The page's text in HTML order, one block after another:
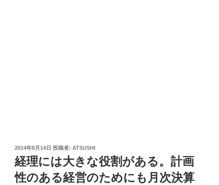
投
稿
日:
2014年8月14日 投稿者: ATSUSHI
経理には大きな役割がある。計画
性のある経営のためにも月次決算